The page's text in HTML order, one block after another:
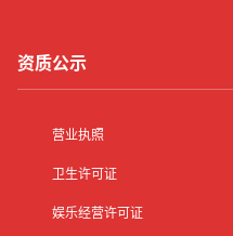
资质公示
营业执照
卫生许可证
娱乐经营许可证